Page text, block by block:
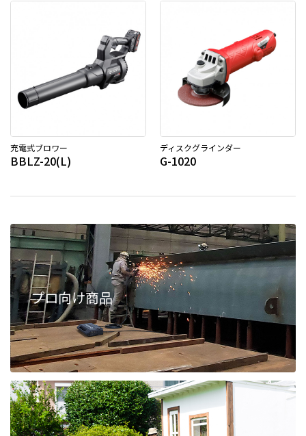
充電式ブロワー
BBLZ-20(L)
ディスクグラインダー
G-1020
プロ向け商品